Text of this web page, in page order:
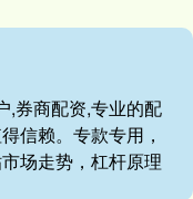
,券商配资,专业的配
信赖。专款专用，
场走势，杠杆原理